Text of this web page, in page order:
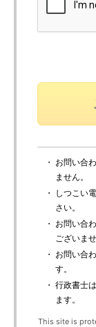
・ お問い合
ません。
・ しつこい
さい。
・ お問い合
ございませ
・ お問い合
す。
・ 行政書士
ます。
This site is